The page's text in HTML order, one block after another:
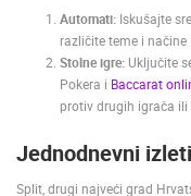
Automati: Iskušajte
različite teme i načine
Stolne igre: Uključite
Pokera i Baccarat
protiv drugih igrača ili
Jednodnevni
Split, drugi najveći grad